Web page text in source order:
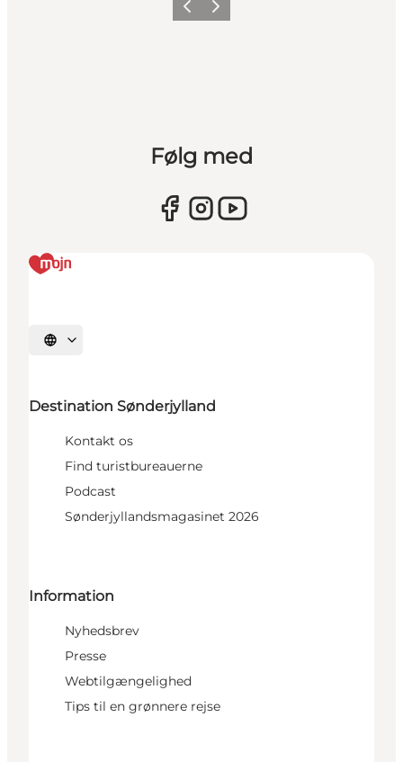
ForrigeNæste
Følg med
Vælg sprog
Destination Sønderjylland
Kontakt os
Find turistbureauerne
Podcast
Sønderjyllandsmagasinet 2026
Information
Nyhedsbrev
Presse
Webtilgængelighed
Tips til en grønnere rejse